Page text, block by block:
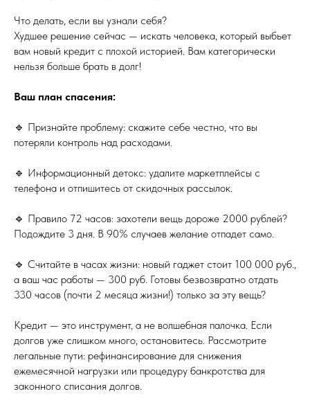
Что делать, если вы узнали себя?
Худшее решение сейчас — искать человека, который выбьет
вам новый кредит с плохой историей. Вам категорически
нельзя больше брать в долг!
Ваш план спасения:
🔹 Признайте проблему: скажите себе честно, что вы
потеряли контроль над расходами.
🔹 Информационный детокс: удалите маркетплейсы с
телефона и отпишитесь от скидочных рассылок.
🔹 Правило 72 часов: захотели вещь дороже 2000 рублей?
Подождите 3 дня. В 90% случаев желание отпадет само.
🔹 Считайте в часах жизни: новый гаджет стоит 100 000 руб.,
а ваш час работы — 300 руб. Готовы безвозвратно отдать
330 часов (почти 2 месяца жизни!) только за эту вещь?
Кредит — это инструмент, а не волшебная палочка. Если
долгов уже слишком много, остановитесь. Рассмотрите
легальные пути: рефинансирование для снижения
ежемесячной нагрузки или процедуру банкротства для
законного списания долгов.